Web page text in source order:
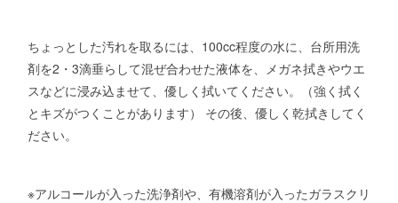
ちょっとした汚れを取るには、100cc程度の水に、台所用洗
剤を2・3滴垂らして混ぜ合わせた液体を、メガネ拭きやウエ
スなどに浸み込ませて、優しく拭いてください。（強く拭く
とキズがつくことがあります） その後、優しく乾拭きしてく
ださい。
※アルコールが入った洗浄剤や、有機溶剤が入ったガラスクリ